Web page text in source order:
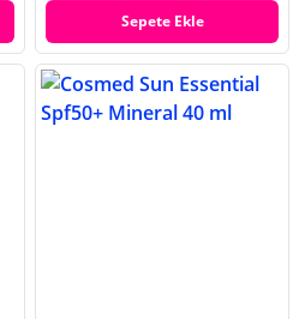
Sepete Ekle